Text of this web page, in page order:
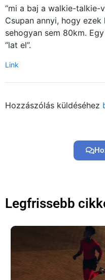
“mi a baj a walkie-talkie-
Csupan annyi, hogy
sehogyan sem 80km.
“lat el”.
Link
Hozzászólás küldéséhez
Legfrissebb